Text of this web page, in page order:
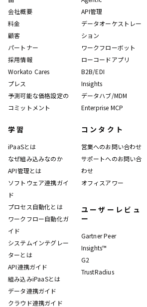
会社概要
料金
顧客
パートナー
採用情報
Workato Cares
プレス
予測可能な価格設定の
コミットメント
API管理
データオーケストレー
ション
ワークフローボット
ローコードアプリ
B2B/EDI
Insights
データハブ/MDM
Enterprise MCP
学習
iPaaSとは
なぜ組み込みなのか
API管理とは
ソフトウェア連携ガイ
ド
プロセス自動化とは
ワークフロー自動化ガ
イド
システムインテグレー
ターとは
API連携ガイド
組み込みiPaaSとは
データ連携ガイド
クラウド連携ガイド
コンタクト
営業へのお問い合わせ
サポートへのお問い合
わせ
オフィスアワー
ユーザーレビュ
ー
Gartner Peer
Insights™
G2
TrustRadius